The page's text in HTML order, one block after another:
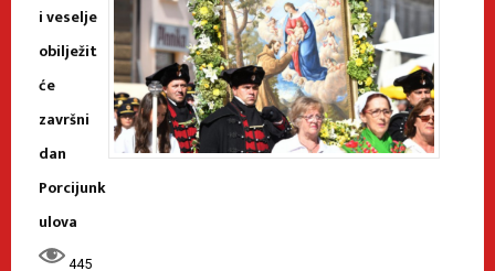
i veselje
obilježit
će
završni
dan
Porcijunk
ulova
445